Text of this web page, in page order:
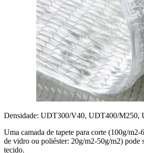
Densidade: UDT300/V40, UDT400/M250,
Uma camada de tapete para corte (100g/
de vidro ou poliéster: 20g/m2-50g/m2) pode
tecido.